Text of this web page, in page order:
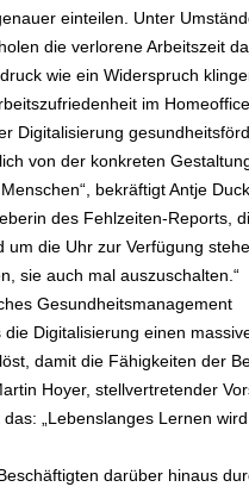
einteilen. Unter
die verlorene Arbeitszeit
wie ein Widerspruch
im
Digitalisierung
von der konkreten
bekräftigt Antje
des Fehlzeiten-Reports,
um die Uhr zur Verfügung
sie auch mal auszuschalten.“
Gesundheitsmanagement
Digitalisierung einen
damit die Fähigkeiten der
Hoyer, stellvertretender
„Lebenslanges Lernen
darüber hinaus